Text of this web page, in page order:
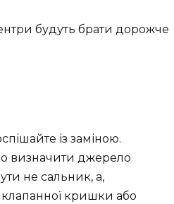
будуть брати дорожче
із заміною.
визначити джерело
не сальник, а,
кришки або